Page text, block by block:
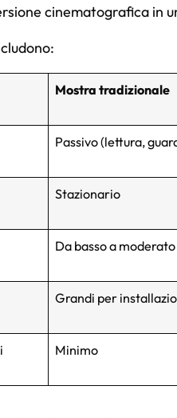
cinematografica in
Mostra tradizionale
Passivo (lettura,
Stazionario
Da basso a moderato
Grandi per
Minimo